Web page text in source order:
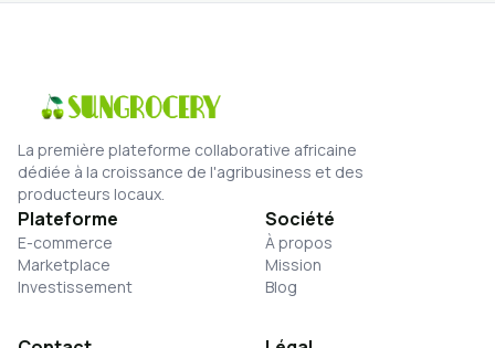
La première plateforme collaborative africaine
dédiée à la croissance de l'agribusiness et des
producteurs locaux.
Plateforme
E-commerce
Marketplace
Investissement
Société
À propos
Mission
Blog